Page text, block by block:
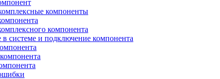
компоненты
компонента
системе и подключение компонента